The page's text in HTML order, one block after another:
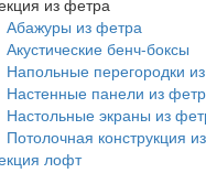
из фетра
Абажуры из фетра
Акустические бенч-боксы
Напольные перегородки
Настенные панели из
Настольные экраны из
Потолочная конструкция
лофт